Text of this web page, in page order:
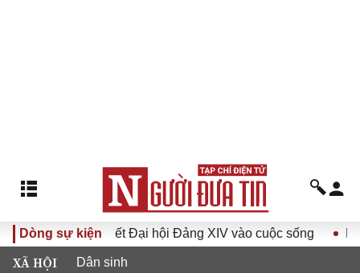
Dòng sự kiện
quyết Đại hội Đảng XIV vào cuộc sống Hướng tới
XÃ HỘI Dân sinh